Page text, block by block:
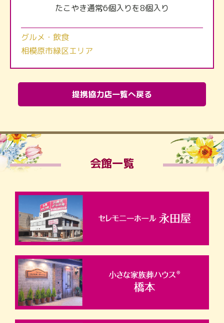
たこやき通常6個入りを8個入り
グルメ・飲食
相模原市緑区エリア
提携協力店一覧へ戻る
会館一覧